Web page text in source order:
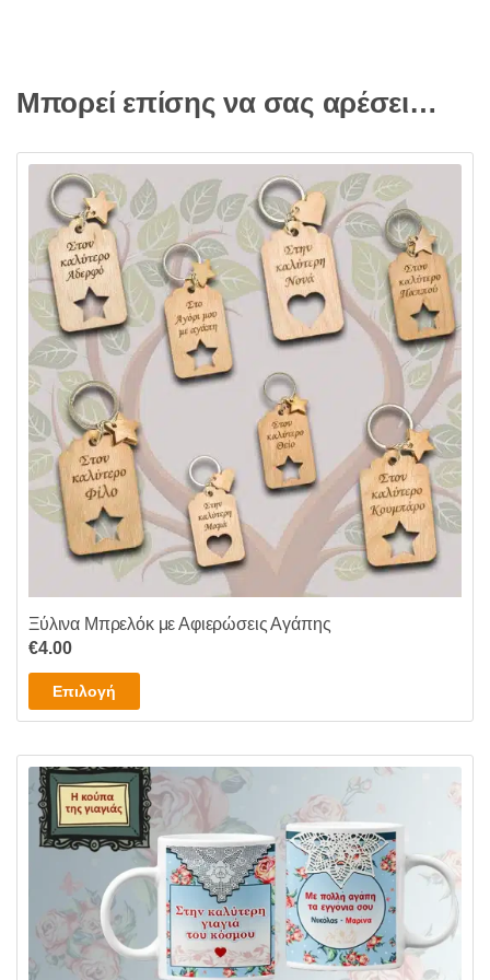
Μπορεί επίσης να σας αρέσει…
Ξύλινα Μπρελόκ με Αφιερώσεις Αγάπης
€4.00
Επιλογή
το
έχει
πολλαπλές
παραλλαγές.
Οι
επιλογές
μπορούν
να
επιλεγούν
στη